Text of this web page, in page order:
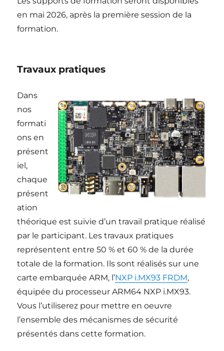
en mai 2026, après la première session de la
formation.
Travaux pratiques
Dans
nos
formati
ons en
présent
iel,
chaque
présent
ation
théorique est suivie d’un travail pratique réalisé
par le participant. Les travaux pratiques
représentent entre 50 % et 60 % de la durée
totale de la formation. Ils sont réalisés sur une
carte embarquée ARM, l’NXP i.MX93 FRDM,
équipée du processeur ARM64 NXP i.MX93.
Vous l’utiliserez pour mettre en oeuvre
l’ensemble des mécanismes de sécurité
présentés dans cette formation.